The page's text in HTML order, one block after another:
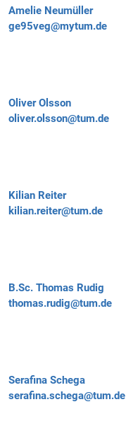
Amelie Neumüller
ge95veg@mytum.de
Oliver Olsson
oliver.olsson@tum.de
Kilian Reiter
kilian.reiter@tum.de
B.Sc. Thomas Rudig
thomas.rudig@tum.de
Serafina Schega
serafina.schega@tum.de